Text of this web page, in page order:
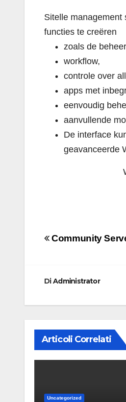
Sitelle management
functies te creëren
zoals de
workflow,
controle over
apps met
eenvoudig
aanvullende
De interface
geavanceerde
Community
DiAdministrator
Articoli Correlati
Uncategorized